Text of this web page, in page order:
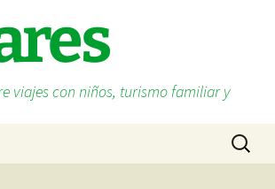
viajes con niños, turismo familiar y
Buscar: